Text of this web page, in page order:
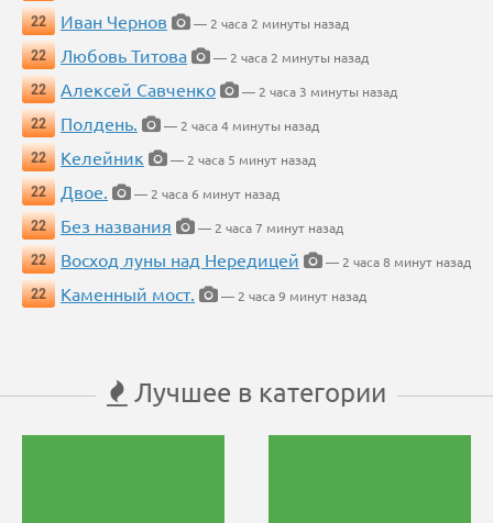
22
Иван Чернов
— 2 часа 2 минуты назад
22
Любовь Титова
— 2 часа 2 минуты назад
22
Алексей Савченко
— 2 часа 3 минуты назад
22
Полдень.
— 2 часа 4 минуты назад
22
Келейник
— 2 часа 5 минут назад
22
Двое.
— 2 часа 6 минут назад
22
Без названия
— 2 часа 7 минут назад
22
Восход луны над Нередицей
— 2 часа 8 минут назад
22
Каменный мост. — 2 часа 9 минут назад
Лучшее в категории